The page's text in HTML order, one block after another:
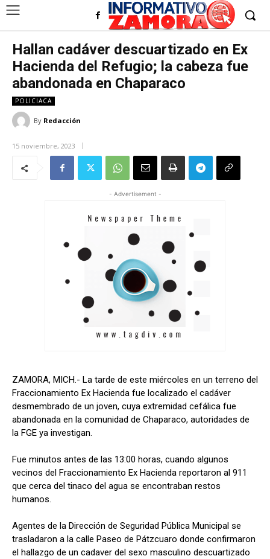
Hallan cadáver descuartizado en Ex
Hacienda del Refugio; la cabeza fue
abandonada en Chaparaco
POLICIACA
By Redacción
15 noviembre, 2023
- Advertisement -
ZAMORA, MICH.- La tarde de este miércoles en un terreno del
Fraccionamiento Ex Hacienda fue localizado el cadáver
desmembrado de un joven, cuya extremidad cefálica fue
abandonada en la comunidad de Chaparaco, autoridades de
la FGE ya investigan.
Fue minutos antes de las 13:00 horas, cuando algunos
vecinos del Fraccionamiento Ex Hacienda reportaron al 911
que cerca del tinaco del agua se encontraban restos
humanos.
Agentes de la Dirección de Seguridad Pública Municipal se
trasladaron a la calle Paseo de Pátzcuaro donde confirmaron
el hallazgo de un cadaver del sexo masculino descuartizado